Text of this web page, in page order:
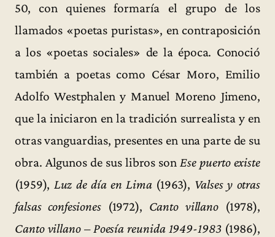
50, con quienes formaría el grupo de los
llamados «poetas puristas», en contraposición
a los «poetas sociales» de la época. Conoció
también a poetas como César Moro, Emilio
Adolfo Westphalen y Manuel Moreno Jimeno,
que la iniciaron en la tradición surrealista y en
otras vanguardias, presentes en una parte de su
obra. Algunos de sus libros sonEse puerto existe
(1959), Luz de día en Lima(1963), Valses y otras
falsas confesiones(1972), Canto villano (1978),
Canto villano – Poesía reunida 1949-1983 (1986),